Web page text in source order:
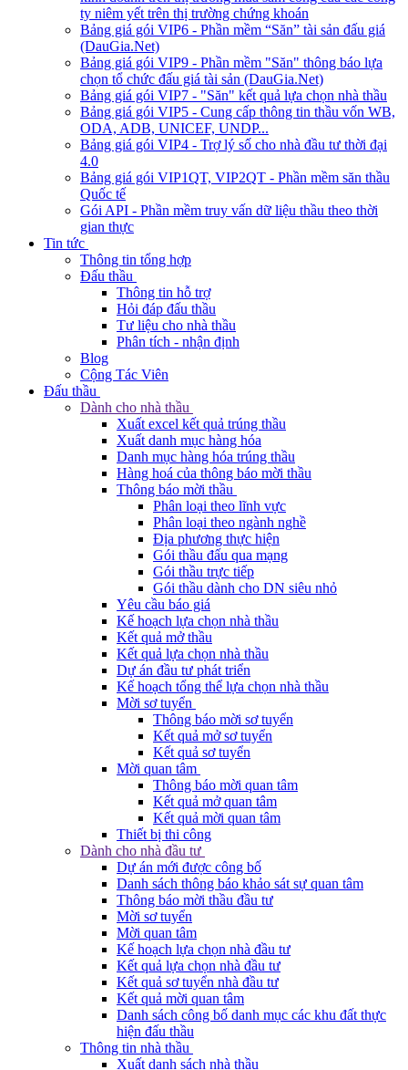
ty niêm yết trên thị trường chứng khoán
Bảng giá gói VIP6 - Phần mềm “Săn” tài sản đấu giá
(DauGia.Net)
Bảng giá gói VIP9 - Phần mềm "Săn" thông báo lựa
chọn tổ chức đấu giá tài sản (DauGia.Net)
Bảng giá gói VIP7 - "Săn" kết quả lựa chọn nhà thầu
Bảng giá gói VIP5 - Cung cấp thông tin thầu vốn WB,
ODA, ADB, UNICEF, UNDP...
Bảng giá gói VIP4 - Trợ lý số cho nhà đầu tư thời đại
4.0
Bảng giá gói VIP1QT, VIP2QT - Phần mềm săn thầu
Quốc tế
Gói API - Phần mềm truy vấn dữ liệu thầu theo thời
gian thực
Tin tức
Thông tin tổng hợp
Đấu thầu
Thông tin hỗ trợ
Hỏi đáp đấu thầu
Tư liệu cho nhà thầu
Phân tích - nhận định
Blog
Cộng Tác Viên
Đấu thầu
Dành cho nhà thầu
Xuất excel kết quả trúng thầu
Xuất danh mục hàng hóa
Danh mục hàng hóa trúng thầu
Hàng hoá của thông báo mời thầu
Thông báo mời thầu
Phân loại theo lĩnh vực
Phân loại theo ngành nghề
Địa phương thực hiện
Gói thầu đấu qua mạng
Gói thầu trực tiếp
Gói thầu dành cho DN siêu nhỏ
Yêu cầu báo giá
Kế hoạch lựa chọn nhà thầu
Kết quả mở thầu
Kết quả lựa chọn nhà thầu
Dự án đầu tư phát triển
Kế hoạch tổng thể lựa chọn nhà thầu
Mời sơ tuyển
Thông báo mời sơ tuyển
Kết quả mở sơ tuyển
Kết quả sơ tuyển
Mời quan tâm
Thông báo mời quan tâm
Kết quả mở quan tâm
Kết quả mời quan tâm
Thiết bị thi công
Dành cho nhà đầu tư
Dự án mới được công bố
Danh sách thông báo khảo sát sự quan tâm
Thông báo mời thầu đầu tư
Mời sơ tuyển
Mời quan tâm
Kế hoạch lựa chọn nhà đầu tư
Kết quả lựa chọn nhà đầu tư
Kết quả sơ tuyển nhà đầu tư
Kết quả mời quan tâm
Danh sách công bố danh mục các khu đất thực
hiện đấu thầu
Thông tin nhà thầu
Xuất danh sách nhà thầu